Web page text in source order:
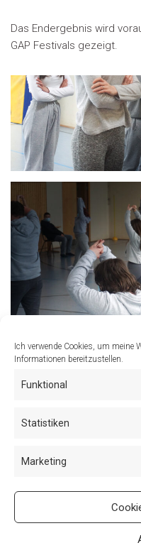
Ich verwende Cookies, um meine
Informationen bereitzustellen.
Funktional
Statistiken
Marketing
Das Endergebnis wird
GAP Festivals gezeigt.
Yoga Flow Next Steps